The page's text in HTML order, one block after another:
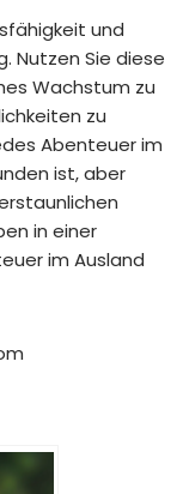
und
Nutzen Sie diese
Wachstum zu
zu
Abenteuer im
ist, aber
in einer
im Ausland